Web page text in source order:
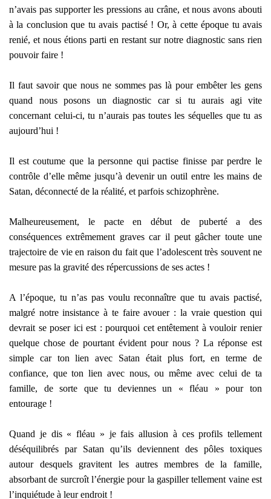
n’avais pas supporter les pressions au crâne, et nous avons abouti
à la conclusion que tu avais pactisé ! Or, à cette époque tu avais
renié, et nous étions parti en restant sur notre diagnostic sans rien
pouvoir faire !
Il faut savoir que nous ne sommes pas là pour embêter les gens
quand nous posons un diagnostic car si tu aurais agi vite
concernant celui-ci, tu n’aurais pas toutes les séquelles que tu as
aujourd’hui !
Il est coutume que la personne qui pactise finisse par perdre le
contrôle d’elle même jusqu’à devenir un outil entre les mains de
Satan, déconnecté de la réalité, et parfois schizophrène.
Malheureusement, le pacte en début de puberté a des
conséquences extrêmement graves car il peut gâcher toute une
trajectoire de vie en raison du fait que l’adolescent très souvent ne
mesure pas la gravité des répercussions de ses actes !
A l’époque, tu n’as pas voulu reconnaître que tu avais pactisé,
malgré notre insistance à te faire avouer : la vraie question qui
devrait se poser ici est : pourquoi cet entêtement à vouloir renier
quelque chose de pourtant évident pour nous ? La réponse est
simple car ton lien avec Satan était plus fort, en terme de
confiance, que ton lien avec nous, ou même avec celui de ta
famille, de sorte que tu deviennes un « fléau » pour ton
entourage !
Quand je dis « fléau » je fais allusion à ces profils tellement
déséquilibrés par Satan qu’ils deviennent des pôles toxiques
autour desquels gravitent les autres membres de la famille,
absorbant de surcroît l’énergie pour la gaspiller tellement vaine est
l’inquiétude à leur endroit !